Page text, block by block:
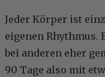
Jeder Körper ist
eigenen Rhythmus.
bei anderen eher
90 Tage also mit